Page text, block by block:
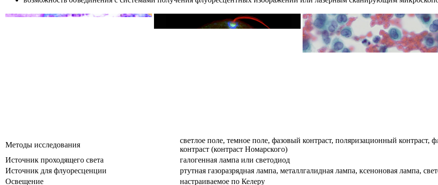
Методы исследования
светлое поле, темное поле, фазовый контраст, поляризационный
контраст (контраст Номарского)
Источник проходящего света
галогенная лампа или светодиод
Источник для флуоресценции
ртутная газоразрядная лампа, металлгалидная лампа, ксеноновая лампа,
Освещение
настраиваемое по Келеру